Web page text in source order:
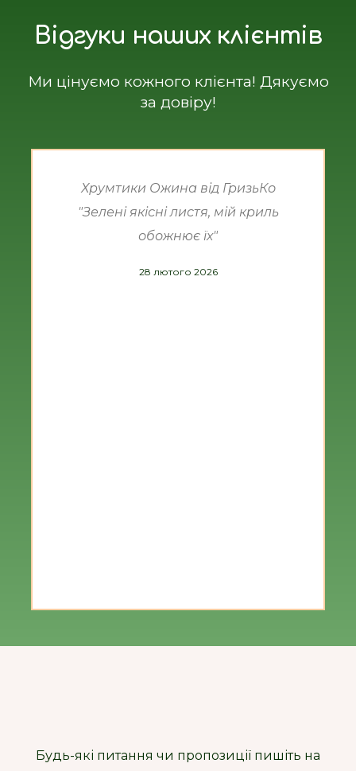
Відгуки наших клієнтів
Ми цінуємо кожного клієнта! Дякуємо
за довіру!
Хрумтики Ожина від ГризьКо
"Зелені якісні листя, мій криль
обожнює їх"
28 лютого 2026
Будь-які питання чи пропозиції пишіть на